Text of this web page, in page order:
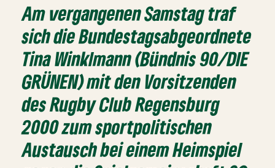
Am vergangenen Samstag traf
sich die Bundestagsabgeordnete
Tina Winklmann (Bündnis 90/DIE
GRÜNEN) mit den Vorsitzenden
des Rugby Club Regensburg
2000 zum sportpolitischen
Austausch bei einem Heimspiel